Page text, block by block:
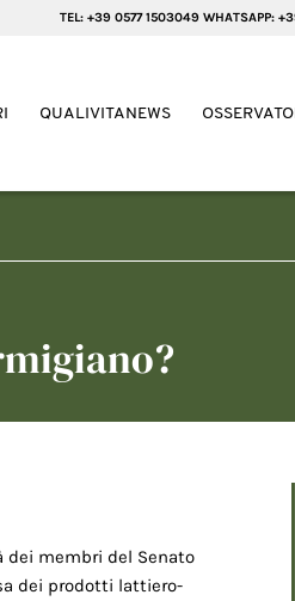
TEL: +39 0577 1503049 WHATSAPP:
QUALIVITANEWS
dei membri del Senato
dei prodotti lattiero-